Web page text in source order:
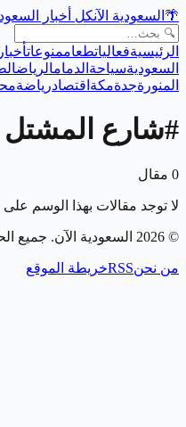
🌴 السعودية الآنكل أخبار
الرئيسيةفعالياتطعاممنوعاتأخبار
السعوديةسياحة الدمامالرياض
المنورةجدةمكة اقتصادرياضة
#شارع المشتل
0 مقال
لا توجد مقالات بهذا الوسم على
©
2026 السعودية الآن. جميع
من نحنRSSخريطة الموقع